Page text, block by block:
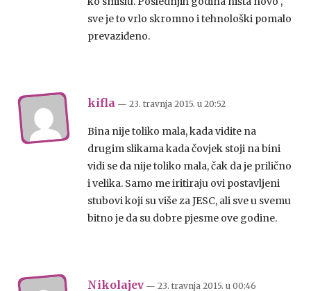
sve je to vrlo skromno i tehnološki pomalo
prevaziđeno.
kifla — 23. travnja 2015. u 20:52
Bina nije toliko mala, kada vidite na
drugim slikama kada čovjek stoji na bini
vidi se da nije toliko mala, čak da je prilično
i velika. Samo me iritiraju ovi postavljeni
stubovi koji su više za JESC, ali sve u svemu
bitno je da su dobre pjesme ove godine.
Nikolajev — 23. travnja 2015. u 00:46